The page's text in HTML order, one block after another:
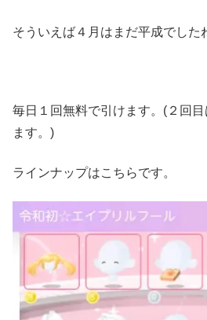
そういえば４月はまだ平成でした
毎日１回無料で引けます。(２回
ます。)
ラインナップはこちらです。